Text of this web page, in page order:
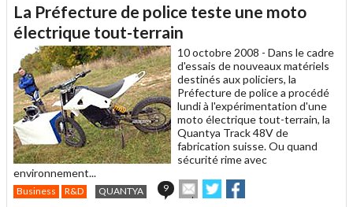
à
un
ami
La Préfecture de police teste une moto
électrique tout-terrain
10 octobre 2008 - Dans le cadre
d'essais de nouveaux matériels
destinés aux policiers, la
Préfecture de police a procédé
lundi à l'expérimentation d'une
moto électrique tout-terrain, la
Quantya Track 48V de
fabrication suisse. Ou quand
sécurité rime avec
environnement...
Business R&D QUANTYA 9
Envoyer
cet
Partager
sur sur